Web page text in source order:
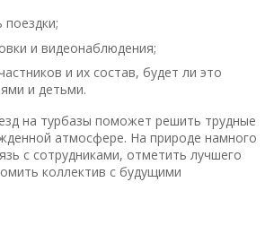
поездки;
и видеонаблюдения;
и их состав, будет ли это
и детьми.
на турбазы поможет решить трудные
атмосфере. На природе намного
с сотрудниками, отметить лучшего
коллектив с будущими